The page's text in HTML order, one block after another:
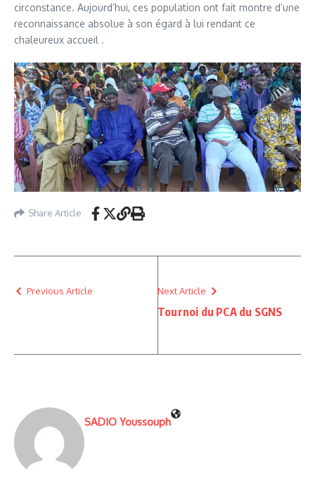
circonstance. Aujourd’hui, ces population ont fait montre d’une
reconnaissance absolue à son égard à lui rendant ce
chaleureux accueil .
Share Article
Previous Article Next Article
Tournoi du PCA du SGNS
SADIO Youssouph